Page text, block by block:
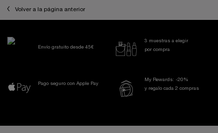
Volver a la página anterior
Envío gratuito desde 45€
3 muestras a elegir
por compra
Pago seguro con Apple Pay
My Rewards: -20%
y regalo cada 2 compras